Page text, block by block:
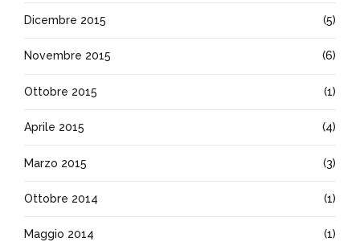
Dicembre 2015 (5)
Novembre 2015 (6)
Ottobre 2015 (1)
Aprile 2015 (4)
Marzo 2015 (3)
Ottobre 2014 (1)
Maggio 2014 (1)